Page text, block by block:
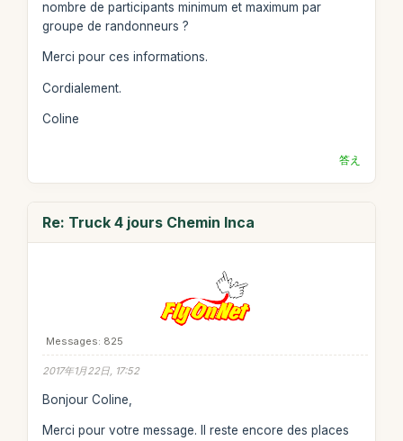
nombre de participants minimum et maximum par
groupe de randonneurs ?
Merci pour ces informations.
Cordialement.
Coline
答え
Re: Truck 4 jours Chemin Inca
Messages: 825
2017年1月22日, 17:52
Bonjour Coline,
Merci pour votre message. Il reste encore des places